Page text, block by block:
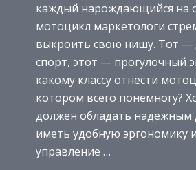
каждый нарождающийся на
мотоцикл маркетологи
выкроить свою нишу. Тот
спорт, этот — прогулочный
какому классу отнести
котором всего понемногу?
должен обладать надежным
иметь удобную эргономику
управление …